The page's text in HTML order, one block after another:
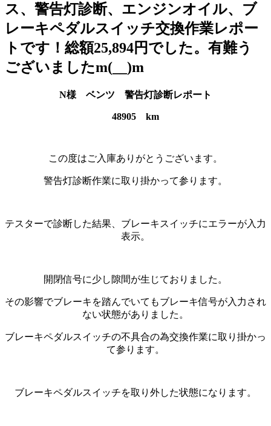
ス、警告灯診断、エンジンオイル、ブ
レーキペダルスイッチ交換作業レポー
トです！総額25,894円でした。有難う
ございましたm(__)m
N様 ベンツ 警告灯診断レポート
48905 km
この度はご入庫ありがとうございます。
警告灯診断作業に取り掛かって参ります。
テスターで診断した結果、ブレーキスイッチにエラーが入力
表示。
開閉信号に少し隙間が生じておりました。
その影響でブレーキを踏んでいてもブレーキ信号が入力され
ない状態がありました。
ブレーキペダルスイッチの不具合の為交換作業に取り掛かっ
て参ります。
ブレーキペダルスイッチを取り外した状態になります。